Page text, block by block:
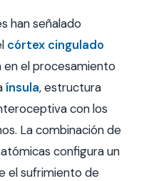
han señalado
córtex cingulado
en el procesamiento
ínsula, estructura
con los
La combinación de
configura un
el sufrimiento de